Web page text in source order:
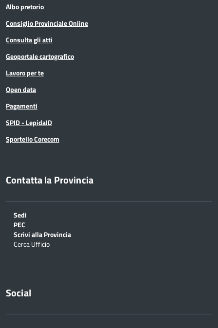
Albo pretorio
Consiglio Provinciale Online
Consulta gli atti
Geoportale cartografico
Lavoro per te
Open data
Pagamenti
SPID - LepidaID
Sportello Corecom
Contatta la Provincia
Sedi
PEC
Scrivi alla Provincia
Cerca Ufficio
Social